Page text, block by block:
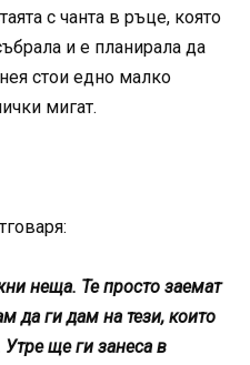
с чанта в ръце, която
и е планирала да
стои едно малко
мигат.
неща. Те просто заемат
да ги дам на тези, които
Утре ще ги занеса в